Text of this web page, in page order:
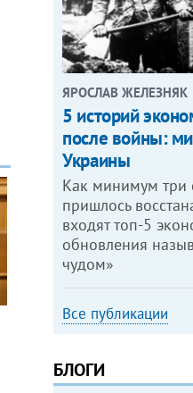
ЯРОСЛАВ ЖЕЛЕЗНЯК
5 историй
после войны:
Украины
Как минимум три
пришлось
входят топ-5
обновления
чудом»
Все публикации
БЛОГИ